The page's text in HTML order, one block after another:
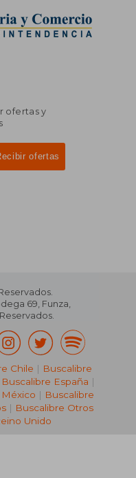
ofertas y
69, Funza,
Chile | Buscalibre
Buscalibre España |
| Buscalibre
| Buscalibre Otros
Unido